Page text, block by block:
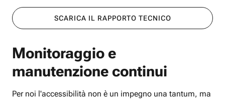
SCARICA IL RAPPORTO TECNICO
Monitoraggio e
manutenzione continui
Per noi l'accessibilità non è un impegno una tantum, ma